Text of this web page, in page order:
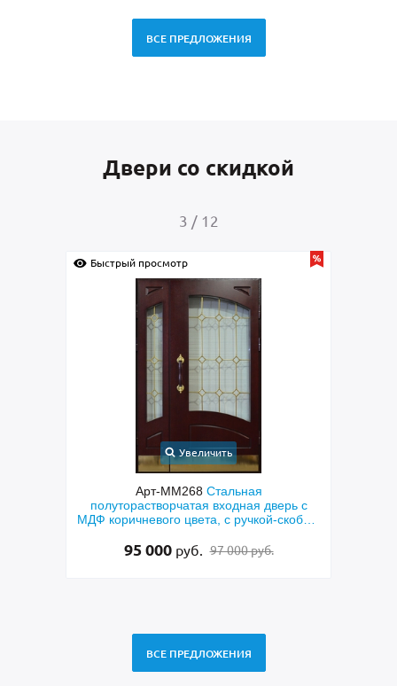
ВСЕ ПРЕДЛОЖЕНИЯ
Двери со скидкой
4 / 12
Быстрый просмотр
Увеличить
Арт-ММ265Полуторастворчатая входная
дверь с боковой вставкой, порошковым
синим покрытием, ручкой-скобой,
48 500 руб. 49 500 руб.
ВСЕ ПРЕДЛОЖЕНИЯ